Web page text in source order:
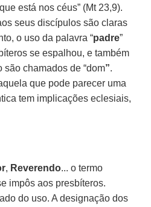
está nos céus” (Mt 23,9).
seus discípulos são claras
o uso da palavra “padre”
se espalhou, e também
chamados de “dom”.
que pode parecer uma
tem implicações eclesiais,
, Reverendo... o termo
impôs aos presbíteros.
do uso. A designação dos